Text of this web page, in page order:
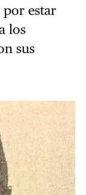
estar
los
sus